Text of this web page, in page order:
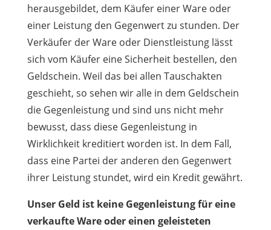
herausgebildet, dem Käufer einer Ware oder
einer Leistung den Gegenwert zu stunden. Der
Verkäufer der Ware oder Dienstleistung lässt
sich vom Käufer eine Sicherheit bestellen, den
Geldschein. Weil das bei allen Tauschakten
geschieht, so sehen wir alle in dem Geldschein
die Gegenleistung und sind uns nicht mehr
bewusst, dass diese Gegenleistung in
Wirklichkeit kreditiert worden ist. In dem Fall,
dass eine Partei der anderen den Gegenwert
ihrer Leistung stundet, wird ein Kredit gewährt.
Unser Geld ist keine Gegenleistung für eine
verkaufte Ware oder einen geleisteten